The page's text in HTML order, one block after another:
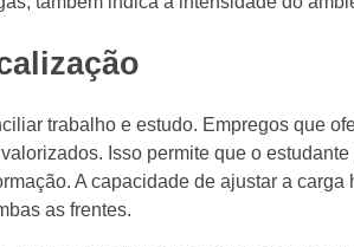
trabalho e estudo. Empregos que
Isso permite que o
A capacidade de ajustar a carga
as frentes.